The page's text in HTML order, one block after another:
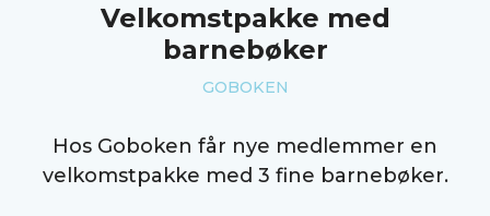
Velkomstpakke med
barnebøker
GOBOKEN
Hos Goboken får nye medlemmer en
velkomstpakke med 3 fine barnebøker.